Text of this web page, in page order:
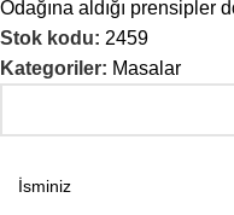
Odağına aldığı prensipler
Stok kodu: 2459
Kategoriler: Masalar